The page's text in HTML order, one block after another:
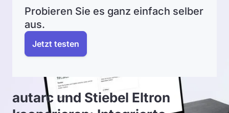
Probieren Sie es ganz einfach selber
aus.
Jetzt testen
autarc und Stiebel Eltron